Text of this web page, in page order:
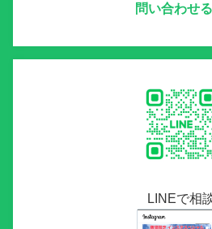
問い合わせる
LINEで相